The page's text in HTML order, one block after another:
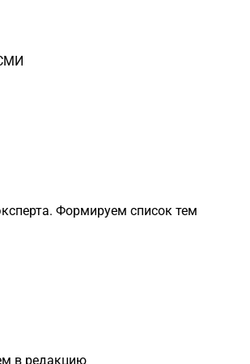
Формируем список тем
в редакцию